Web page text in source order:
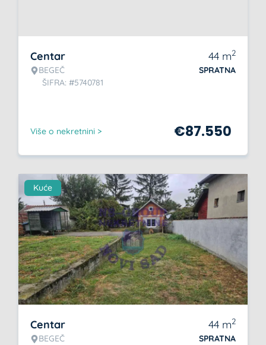
Centar
BEGEČ
ŠIFRA: #5740781
44 m2
SPRATNA
Više o nekretnini > €87.550
Kuće
Centar
BEGEČ
44 m2
SPRATNA